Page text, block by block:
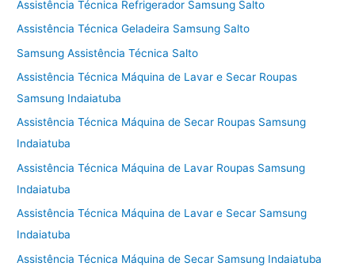
Assistência Técnica Refrigerador Samsung Salto
Assistência Técnica Geladeira Samsung Salto
Samsung Assistência Técnica Salto
Assistência Técnica Máquina de Lavar e Secar Roupas
Samsung Indaiatuba
Assistência Técnica Máquina de Secar Roupas Samsung
Indaiatuba
Assistência Técnica Máquina de Lavar Roupas Samsung
Indaiatuba
Assistência Técnica Máquina de Lavar e Secar Samsung
Indaiatuba
Assistência Técnica Máquina de Secar Samsung Indaiatuba